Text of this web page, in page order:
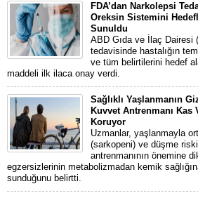
FDA’dan Narkolepsi
Oreksin Sistemini
Sunuldu
ABD Gıda ve İlaç Dairesi
tedavisinde hastalığın
ve tüm belirtilerini hedef
maddeli ilk ilaca onay verdi.
Sağlıklı Yaşlanmanın
Kuvvet Antrenmanı Kas
Koruyor
Uzmanlar, yaşlanmayla
(sarkopeni) ve düşme
antrenmanının önemine
egzersizlerinin metabolizmadan kemik
sunduğunu belirtti.